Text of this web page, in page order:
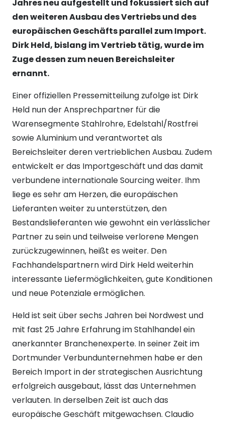
Jahres neu aufgestellt und fokussiert sich auf
den weiteren Ausbau des Vertriebs und des
europäischen Geschäfts parallel zum Import.
Dirk Held, bislang im Vertrieb tätig, wurde im
Zuge dessen zum neuen Bereichsleiter
ernannt.
Einer offiziellen Pressemitteilung zufolge ist Dirk
Held nun der Ansprechpartner für die
Warensegmente Stahlrohre, Edelstahl/Rostfrei
sowie Aluminium und verantwortet als
Bereichsleiter deren vertrieblichen Ausbau. Zudem
entwickelt er das Importgeschäft und das damit
verbundene internationale Sourcing weiter. Ihm
liege es sehr am Herzen, die europäischen
Lieferanten weiter zu unterstützen, den
Bestandslieferanten wie gewohnt ein verlässlicher
Partner zu sein und teilweise verlorene Mengen
zurückzugewinnen, heißt es weiter. Den
Fachhandelspartnern wird Dirk Held weiterhin
interessante Liefermöglichkeiten, gute Konditionen
und neue Potenziale ermöglichen.
Held ist seit über sechs Jahren bei Nordwest und
mit fast 25 Jahre Erfahrung im Stahlhandel ein
anerkannter Branchenexperte. In seiner Zeit im
Dortmunder Verbundunternehmen habe er den
Bereich Import in der strategischen Ausrichtung
erfolgreich ausgebaut, lässt das Unternehmen
verlauten. In derselben Zeit ist auch das
europäische Geschäft mitgewachsen. Claudio